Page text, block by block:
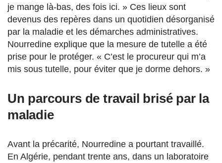
je mange là-bas, des fois ici. » Ces lieux sont
devenus des repères dans un quotidien désorganisé
par la maladie et les démarches administratives.
Nourredine explique que la mesure de tutelle a été
prise pour le protéger. « C’est le procureur qui m’a
mis sous tutelle, pour éviter que je dorme dehors. »
Un parcours de travail brisé par la
maladie
Avant la précarité, Nourredine a pourtant travaillé.
En Algérie, pendant trente ans, dans un laboratoire